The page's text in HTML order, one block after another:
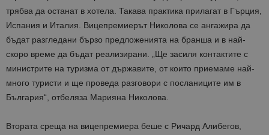
трябва да останат в хотела. Такава практика прилагат в Гърция,
Испания и Италия. Вицепремиерът Николова се ангажира да
бъдат разгледани бързо предложенията на бранша и в най-
скоро време да бъдат реализирани. „Ще засиля контактите с
министрите на туризма от държавите, от които приемаме най-
много туристи и ще проведа разговори с посланиците им в
България“, отбеляза Марияна Николова.
Втората среща на вицепремиера беше с Ричард Алибегов,